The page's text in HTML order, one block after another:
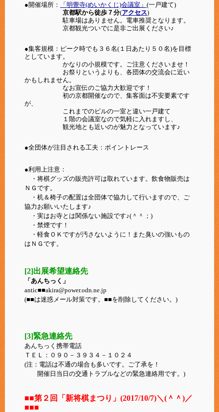
●開催場所： 「明覺寺(めいかくじ)会議室」 (一戸建て)
京都駅から徒歩７分(アクセス)
駐車場はありません。電車推奨となります。
京都観光ついでに是非ご出展ください♪
●集客規模：ピーク時でも３６名(１日あたり５０名)を目標
としています。
かなりの小規模です。ご注意くださいませ！
お祭りというよりも、各団体の交流会に近い
かもしれません。
なお宣伝のご協力大歓迎です！
初の京都開催なので、集客面は不安要素です
が、
これまでのビルの一室と違い一戸建て
１階の会議室なので気軽に入れますし、
観光地とも近いのが魅力となっています♪
●全団体が注目される工夫：ポイントレース
●利用上注意：
・将棋グッズの販売許可は取れています。飲食物販売は
ＮＧです。
・机＆椅子の配置は全団体で協力して行いますので、ご
協力お願いいたします♪
・実はお寺とは関係ない施設です♪(＾＾；)
・禁煙です！
・軽食ＯＫですが汚さないように！また臭いの強いもの
はＮＧです。
[2]出展希望連絡先
「あんちっく」
antic■■akira@power.odn.ne.jp
(■■は迷惑メール対策です。■■を削除してください。)
[3]緊急連絡先
あんちっく携帯電話
ＴＥＬ：０９０－３９３４－１０２４
(注：電話は不通の場合も多いです。ご了承を！
開催日当日の交通トラブルなどの緊急連絡用です。)
■■第２回「新将棋まつり」(2017/10/7)＼(＾＾)／
■■■